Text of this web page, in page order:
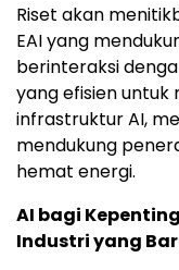
Riset akan
EAI yang
berinteraksi
yang efisien untuk
infrastruktur AI,
mendukung
hemat energi.
AI bagi
Industri yang